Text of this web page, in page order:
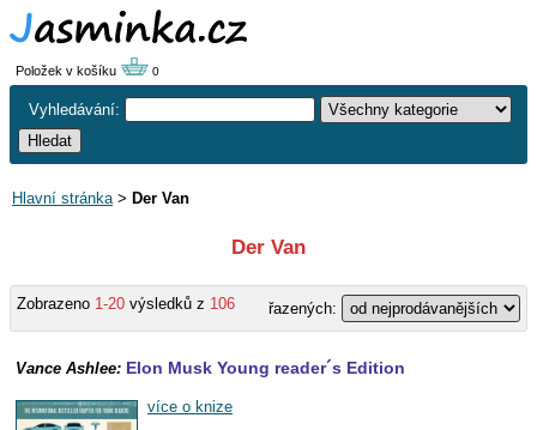
Položek v košíku 0
Vyhledávání:
Hlavní stránka> Der Van
Der Van
Zobrazeno 1-20 výsledků z 106 řazených:
Vance Ashlee: Elon Musk Young reader´s Edition
více o knize